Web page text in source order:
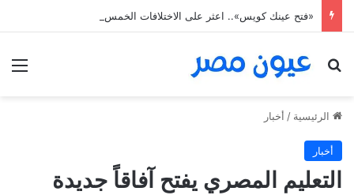
بحث عن
الرئيسية / أخبار
أخبار
التعليم المصري يفتح آفاقاً جديدة